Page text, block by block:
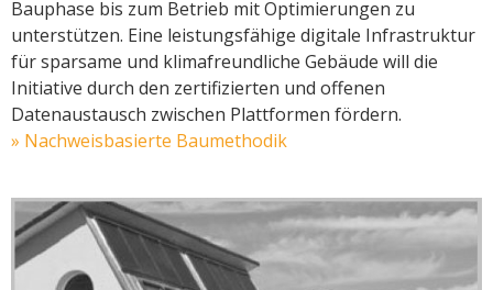
Bauphase bis zum Betrieb mit Optimierungen zu
unterstützen. Eine leistungsfähige digitale Infrastruktur
für sparsame und klimafreundliche Gebäude will die
Initiative durch den zertifizierten und offenen
Datenaustausch zwischen Plattformen fördern.
» Nachweisbasierte Baumethodik